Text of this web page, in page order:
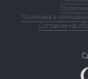
Политика в
Согласие на